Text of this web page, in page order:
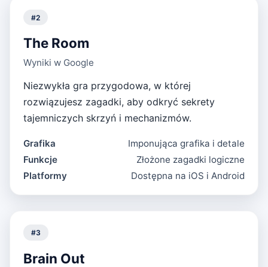
#2
The Room
Wyniki w Google
Niezwykła gra przygodowa, w której
rozwiązujesz zagadki, aby odkryć sekrety
tajemniczych skrzyń i mechanizmów.
Grafika
Imponująca grafika i detale
Funkcje
Złożone zagadki logiczne
Platformy
Dostępna na iOS i Android
#3
Brain Out